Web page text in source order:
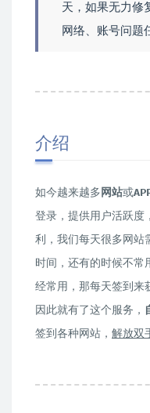
天，如果无力修
网络、账号问题
介绍
如今越来越多网站或
登录，提供用户活跃度
利，我们每天很多网站
时间，还有的时候不常
经常用，那每天签到来
因此就有了这个服务，
签到各种网站， 解放双